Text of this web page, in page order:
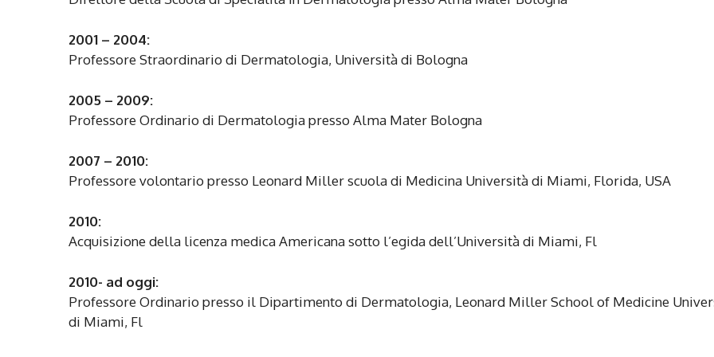
2001 – 2004:
Professore Straordinario di Dermatologia, Università di Bologna
2005 – 2009:
Professore Ordinario di Dermatologia presso Alma Mater Bologna
2007 – 2010:
Professore volontario presso Leonard Miller scuola di Medicina Università di Miami, Florida, USA
2010:
Acquisizione della licenza medica Americana sotto l’egida dell’Università di Miami, Fl
2010- ad oggi:
Professore Ordinario presso il Dipartimento di Dermatologia, Leonard Miller School of Medicine
di Miami, Fl